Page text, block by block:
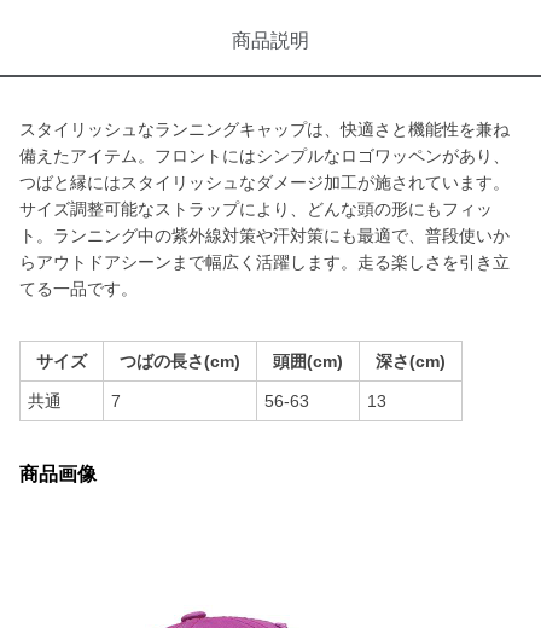
商品説明
スタイリッシュなランニングキャップは、快適さと機能性を兼ね
備えたアイテム。フロントにはシンプルなロゴワッペンがあり、
つばと縁にはスタイリッシュなダメージ加工が施されています。
サイズ調整可能なストラップにより、どんな頭の形にもフィッ
ト。ランニング中の紫外線対策や汗対策にも最適で、普段使いか
らアウトドアシーンまで幅広く活躍します。走る楽しさを引き立
てる一品です。
サイズ つばの長さ(cm) 頭囲(cm) 深さ(cm)
共通 7 56-63 13
商品画像